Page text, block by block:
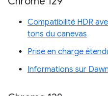
Compatibilité HDR
tons du canevas
Prise en charge
Informations sur Dawn